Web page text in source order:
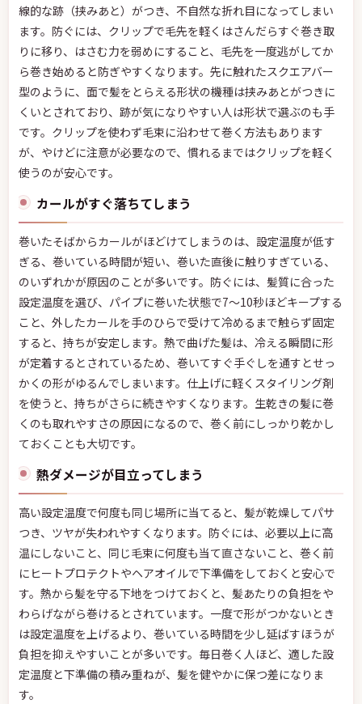
線的な跡（挟みあと）がつき、不自然な折れ目になってしまい
ます。防ぐには、クリップで毛先を軽くはさんだらすぐ巻き取
りに移り、はさむ力を弱めにすること、毛先を一度逃がしてか
ら巻き始めると防ぎやすくなります。先に触れたスクエアバー
型のように、面で髪をとらえる形状の機種は挟みあとがつきに
くいとされており、跡が気になりやすい人は形状で選ぶのも手
です。クリップを使わず毛束に沿わせて巻く方法もあります
が、やけどに注意が必要なので、慣れるまではクリップを軽く
使うのが安心です。
カールがすぐ落ちてしまう
巻いたそばからカールがほどけてしまうのは、設定温度が低す
ぎる、巻いている時間が短い、巻いた直後に触りすぎている、
のいずれかが原因のことが多いです。防ぐには、髪質に合った
設定温度を選び、パイプに巻いた状態で7〜10秒ほどキープする
こと、外したカールを手のひらで受けて冷めるまで触らず固定
すると、持ちが安定します。熱で曲げた髪は、冷える瞬間に形
が定着するとされているため、巻いてすぐ手ぐしを通すとせっ
かくの形がゆるんでしまいます。仕上げに軽くスタイリング剤
を使うと、持ちがさらに続きやすくなります。生乾きの髪に巻
くのも取れやすさの原因になるので、巻く前にしっかり乾かし
ておくことも大切です。
熱ダメージが目立ってしまう
高い設定温度で何度も同じ場所に当てると、髪が乾燥してパサ
つき、ツヤが失われやすくなります。防ぐには、必要以上に高
温にしないこと、同じ毛束に何度も当て直さないこと、巻く前
にヒートプロテクトやヘアオイルで下準備をしておくと安心で
す。熱から髪を守る下地をつけておくと、髪あたりの負担をや
わらげながら巻けるとされています。一度で形がつかないとき
は設定温度を上げるより、巻いている時間を少し延ばすほうが
負担を抑えやすいことが多いです。毎日巻く人ほど、適した設
定温度と下準備の積み重ねが、髪を健やかに保つ差になりま
す。